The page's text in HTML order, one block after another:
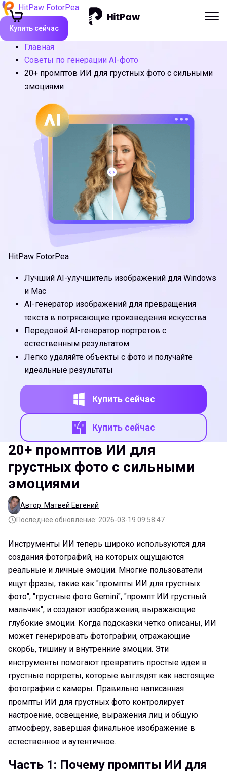
HitPaw FotorPea
Купить сейчас
Главная
Советы по генерации AI-фото
20+ промптов ИИ для грустных фото с сильными
эмоциями
HitPaw FotorPea
Лучший AI-улучшитель изображений для Windows
и Mac
AI-генератор изображений для превращения
текста в потрясающие произведения искусства
Передовой AI-генератор портретов с
естественным результатом
Легко удаляйте объекты с фото и получайте
идеальные результаты
Купить сейчас
Купить сейчас
20+ промптов ИИ для
грустных фото с сильными
эмоциями
Автор: Матвей Евгений
Последнее обновление: 2026-03-19 09:58:47
Инструменты ИИ теперь широко используются для
создания фотографий, на которых ощущаются
реальные и личные эмоции. Многие пользователи
ищут фразы, такие как "промпты ИИ для грустных
фото", "грустные фото Gemini", "промпт ИИ грустный
мальчик", и создают изображения, выражающие
глубокие эмоции. Когда подсказки четко описаны, ИИ
может генерировать фотографии, отражающие
скорбь, тишину и внутренние эмоции. Эти
инструменты помогают превратить простые идеи в
грустные портреты, которые выглядят как настоящие
фотографии с камеры. Правильно написанная
промпты ИИ для грустных фото контролирует
настроение, освещение, выражения лиц и общую
атмосферу, завершая финальное изображение в
естественное и аутентичное.
Часть 1: Почему промпты ИИ для